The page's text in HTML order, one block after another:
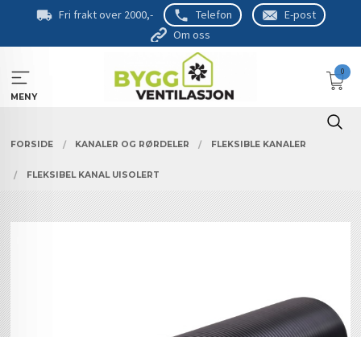
Fri frakt over 2000,- Telefon
E-post
Om oss
MENY
0
FORSIDE KANALER OG RØRDELER FLEKSIBLE KANALER
FLEKSIBEL KANAL UISOLERT